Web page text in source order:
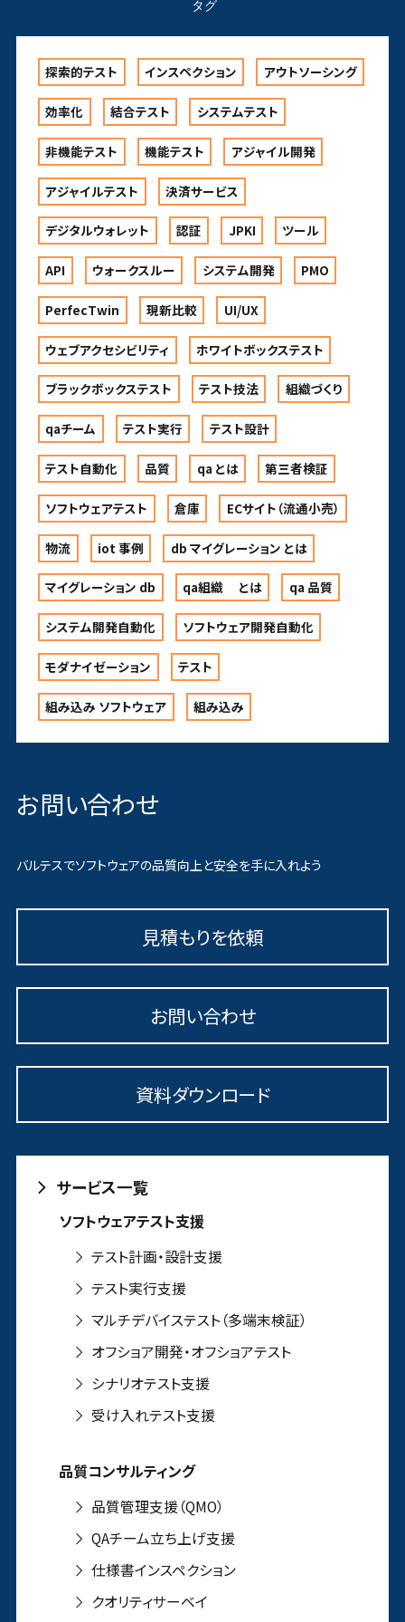
タグ
探索的テスト インスペクション アウトソーシング
効率化 結合テスト システムテスト
非機能テスト 機能テスト アジャイル開発
アジャイルテスト 決済サービス
デジタルウォレット 認証 JPKI ツール
API ウォークスルー システム開発 PMO
PerfecTwin 現新比較 UI/UX
ウェブアクセシビリティ ホワイトボックステスト
ブラックボックステスト テスト技法 組織づくり
qaチーム テスト実行 テスト設計
テスト自動化 品質 qa とは 第三者検証
ソフトウェアテスト 倉庫 ECサイト（流通小売）
物流 iot 事例 db マイグレーション とは
マイグレーション db qa組織 とは qa 品質
システム開発自動化 ソフトウェア開発自動化
モダナイゼーション テスト
組み込み ソフトウェア 組み込み
お問い合わせ
バルテスでソフトウェアの品質向上と安全を手に入れよう
見積もりを依頼
お問い合わせ
資料ダウンロード
サービス一覧
ソフトウェアテスト支援
テスト計画・設計支援
テスト実行支援
マルチデバイステスト（多端末検証）
オフショア開発・オフショアテスト
シナリオテスト支援
受け入れテスト支援
品質コンサルティング
品質管理支援（QMO）
QAチーム立ち上げ支援
仕様書インスペクション
クオリティサーベイ